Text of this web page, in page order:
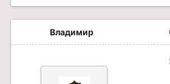
Владимир